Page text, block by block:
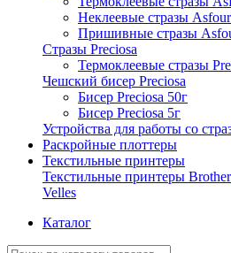
Неклеевые стразы Asfour
Пришивные стразы
Стразы Preciosa
Термоклеевые стразы
Чешский бисер Preciosa
Бисер Preciosa 50г
Бисер Preciosa 5г
Устройства для работы со
Раскройные плоттеры
Текстильные принтеры
Текстильные принтеры Brother
Velles
Каталог